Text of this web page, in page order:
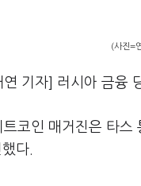
(사진=
연 기자] 러시아 금융
코인 매거진은 타스
다.